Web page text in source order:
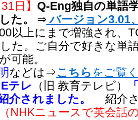
日】 Q-Eng独自の単語
た。
⇒ バージョン3.01
以上にまで増強され、
た。ご自分で好きな単
可能。
などは⇒こちらをご覧
テレ （旧 教育テレビ）
介されました。
紹介さ
（NHKニュースで英会話